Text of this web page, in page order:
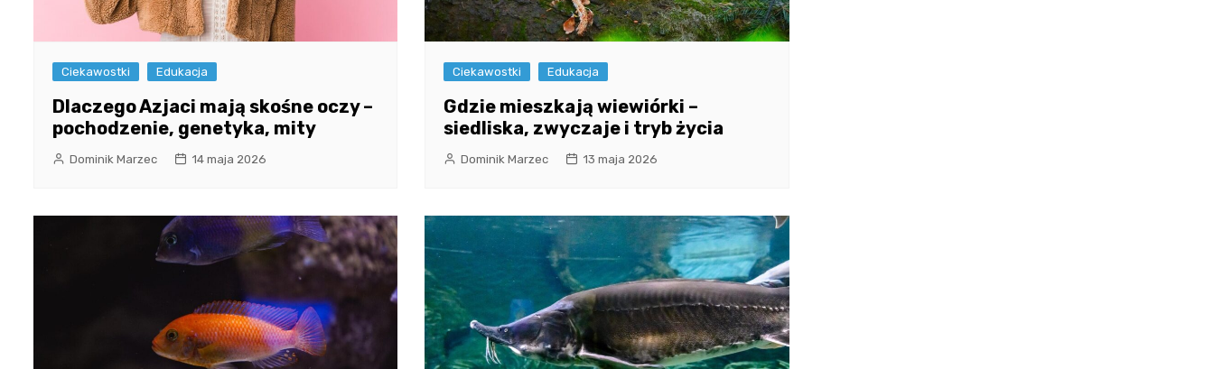
Ciekawostki Edukacja
Dlaczego Azjaci mają skośne oczy –
pochodzenie, genetyka, mity
Dominik Marzec 14 maja 2026
Ciekawostki Edukacja
Gdzie mieszkają wiewiórki –
siedliska, zwyczaje i tryb życia
Dominik Marzec 13 maja 2026